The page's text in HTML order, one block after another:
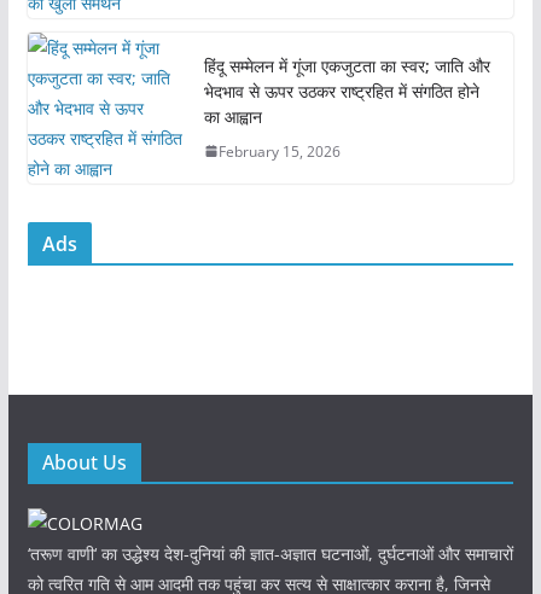
हिंदू सम्मेलन में गूंजा एकजुटता का स्वर; जाति और
भेदभाव से ऊपर उठकर राष्ट्रहित में संगठित होने
का आह्वान
February 15, 2026
Ads
About Us
‘तरूण वाणी‘ का उद्धेश्य देश-दुनियां की ज्ञात-अज्ञात घटनाओं, दुर्घटनाओं और समाचारों
को त्वरित गति से आम आदमी तक पहुंचा कर सत्य से साक्षात्कार कराना है, जिनसे